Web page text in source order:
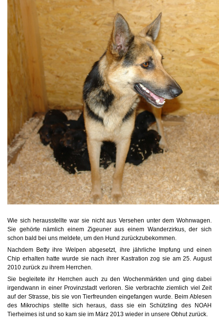
Wie sich herausstellte war sie nicht aus Versehen unter dem Wohnwagen.
Sie gehörte nämlich einem Zigeuner aus einem Wanderzirkus, der sich
schon bald bei uns meldete, um den Hund zurückzubekommen.
Nachdem Betty ihre Welpen abgesetzt, ihre jährliche Impfung und einen
Chip erhalten hatte wurde sie nach ihrer Kastration zog sie am 25. August
2010 zurück zu ihrem Herrchen.
Sie begleitete ihr Herrchen auch zu den Wochenmärkten und ging dabei
irgendwann in einer Provinzstadt verloren. Sie verbrachte ziemlich viel Zeit
auf der Strasse, bis sie von Tierfreunden eingefangen wurde. Beim Ablesen
des Mikrochips stellte sich heraus, dass sie ein Schützling des NOAH
Tierheimes ist und so kam sie im März 2013 wieder in unsere Obhut zurück.